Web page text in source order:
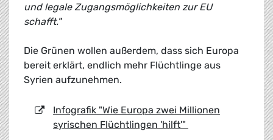
und legale Zugangsmöglichkeiten zur EU
schafft."
Die Grünen wollen außerdem, dass sich Europa
bereit erklärt, endlich mehr Flüchtlinge aus
Syrien aufzunehmen.
Infografik "Wie Europa zwei Millionen
syrischen Flüchtlingen 'hilft'"